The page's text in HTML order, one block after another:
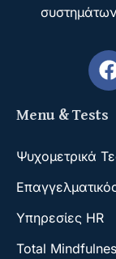
Menu & Tests
Ψυχομετρικά
Υπηρεσίες HR
Total